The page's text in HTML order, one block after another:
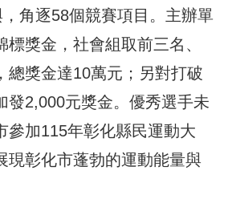
角逐58個競賽項目。主辦單
獎金，社會組取前三名、
總獎金達10萬元；另對打破
發2,000元獎金。優秀選手未
參加115年彰化縣民運動大
現彰化市蓬勃的運動能量與